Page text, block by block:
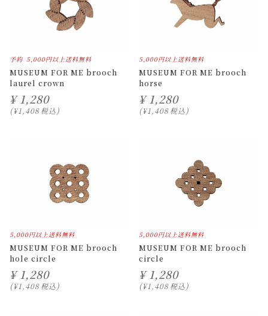
予約 5,000円以上送料無料
MUSEUM FOR ME brooch
laurel crown
¥ 1,280
¥1,408税込
5,000円以上送料無料
MUSEUM FOR ME brooch
horse
¥ 1,280
¥1,408税込
5,000円以上送料無料
MUSEUM FOR ME brooch
hole circle
¥ 1,280
¥1,408税込
5,000円以上送料無料
MUSEUM FOR ME brooch
circle
¥ 1,280
¥1,408税込